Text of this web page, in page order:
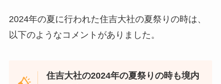
2024年の夏に行われた住吉大社の夏祭りの時は、
以下のようなコメントがありました。
住吉大社の2024年の夏祭りの時も境内